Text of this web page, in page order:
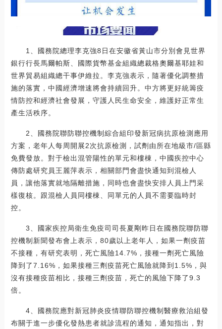
1、國務院總理李克強8日在安徽省黃山市分別會見世界
銀行行長馬爾帕斯、國際貨幣基金組織總裁格奧爾基耶娃和
世界貿易組織總干事伊維拉。李克強表示，隨著優化調整措
施的落實，中國經濟增速將會持續回升。中方將更好統籌疫
情防控和經濟社會發展，守護人民生命安全，維護好正常生
產生活秩序。
2、國務院聯防聯控機制綜合組印發新冠病抗原檢測應用
方案，老年人每周開展2次抗原檢測，試劑由所在地級市/區縣
免費發放。對于檢出混管陽性的單元和樓棟，中國疾控中心
傳防處研究員王麗萍表示，相關部門會盡快通知到混檢人
員，讓他落實就地隔離措施，同時也會盡快安排人員上門采
樣復核。跟混檢人員同樓棟、同單元的人員不需要臨時封
控。
3、國家疾控局衛生免疫司司長夏剛昨日在國務院聯防聯
控機制新聞發布會上表示，80歲以上老年人，如果一劑疫苗
不接種，有研究表明，死亡風險14.7%，接種一劑死亡風險
降到了7.16%，如果接種三劑疫苗死亡風險就降到1.5%，與
沒有接種疫苗相比，接種三劑疫苗，死亡的風險下降了9.3
倍。
4、國務院應對新冠肺炎疫情聯防聯控機制醫療救治組發
布關于進一步優化發熱患者就診流程的通知，通知指出，對